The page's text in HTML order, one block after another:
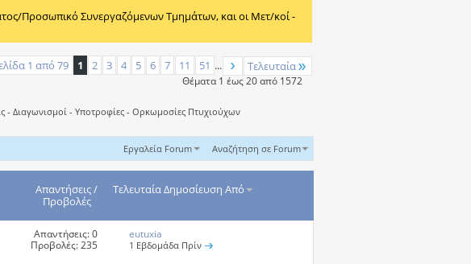
Προσωπικό Συνεργαζόμενων Τμημάτων, και οι Μετ/κοί -
1 από 79 1 2 3 4 5 6 7 11 51 ... Τελευταία
Θέματα 1 έως 20 από 1572
- Διαγωνισμοί - Υποτροφίες - Ορκωμοσίες Πτυχιούχων
Εργαλεία Forum Αναζήτηση σε Forum
Απαντήσεις/
Προβολές
Τελευταία Δημοσίευση Από
Απαντήσεις: 0
Προβολές: 235
eutuxia
1 Εβδομάδα Πρίν